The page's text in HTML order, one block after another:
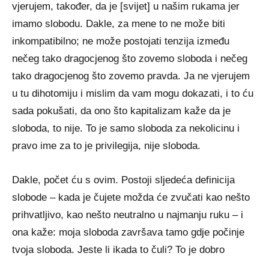
vjerujem, također, da je [svijet] u našim rukama jer
imamo slobodu. Dakle, za mene to ne može biti
inkompatibilno; ne može postojati tenzija između
nečeg tako dragocjenog što zovemo sloboda i nečeg
tako dragocjenog što zovemo pravda. Ja ne vjerujem
u tu dihotomiju i mislim da vam mogu dokazati, i to ću
sada pokušati, da ono što kapitalizam kaže da je
sloboda, to nije. To je samo sloboda za nekolicinu i
pravo ime za to je privilegija, nije sloboda.
Dakle, počet ću s ovim. Postoji sljedeća definicija
slobode – kada je čujete možda će zvučati kao nešto
prihvatljivo, kao nešto neutralno u najmanju ruku – i
ona kaže: moja sloboda završava tamo gdje počinje
tvoja sloboda. Jeste li ikada to čuli? To je dobro